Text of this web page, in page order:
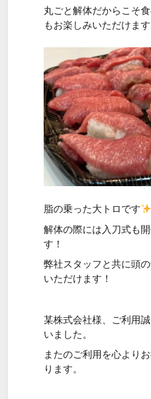
丸ごと解体だからこそ
もお楽しみいただけます
脂の乗った大トロです
解体の際には入刀式も
す！
弊社スタッフと共に頭
いただけます！
某株式会社様、ご利用
いました。
またのご利用を心より
ります。